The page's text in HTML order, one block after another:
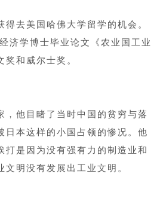
得去美国哈佛大学留学的机会。
济学博士毕业论文《农业国工业
奖和威尔士奖。
，他目睹了当时中国的贫穷与落
日本这样的小国占领的惨况。他
打是因为没有强有力的制造业和
文明没有发展出工业文明。